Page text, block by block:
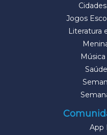
Jogos
Literatura
App